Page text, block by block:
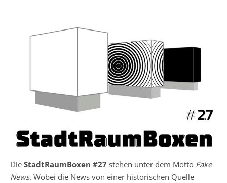
Die StadtRaumBoxen #27 stehen unter dem Motto Fake
News. Wobei die News von einer historischen Quelle